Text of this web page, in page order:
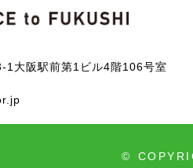
1大阪駅前第1ビル4階106号室
©